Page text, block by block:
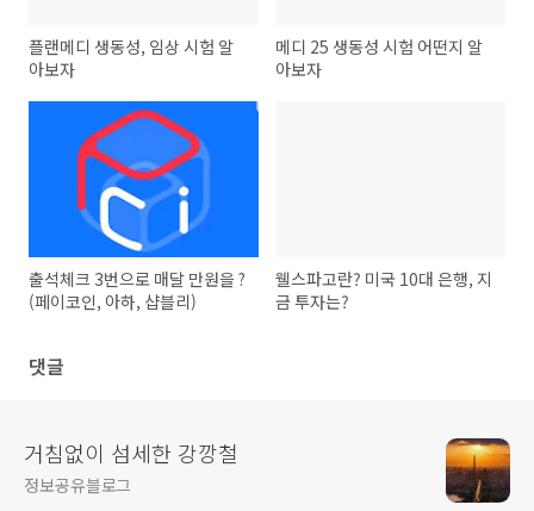
플랜메디 생동성, 임상 시험 알
아보자
메디 25 생동성 시험 어떤지 알
아보자
출석체크 3번으로 매달 만원을 ?
(페이코인, 아하, 샵블리)
웰스파고란? 미국 10대 은행, 지
금 투자는?
댓글
거침없이 섬세한 강깡철
정보공유블로그